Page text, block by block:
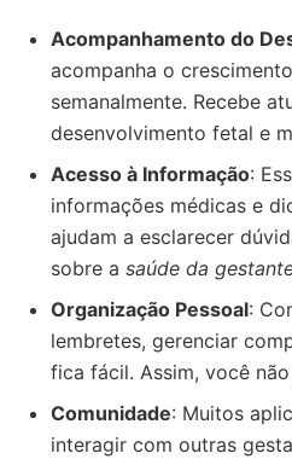
Acompanhamento do
acompanha o
semanalmente. Recebe
desenvolvimento fetal e
Acesso à Informação:
informações médicas e
ajudam a esclarecer
sobre a saúde da
Organização Pessoal:
lembretes, gerenciar
fica fácil. Assim, você
Comunidade: Muitos
interagir com outras